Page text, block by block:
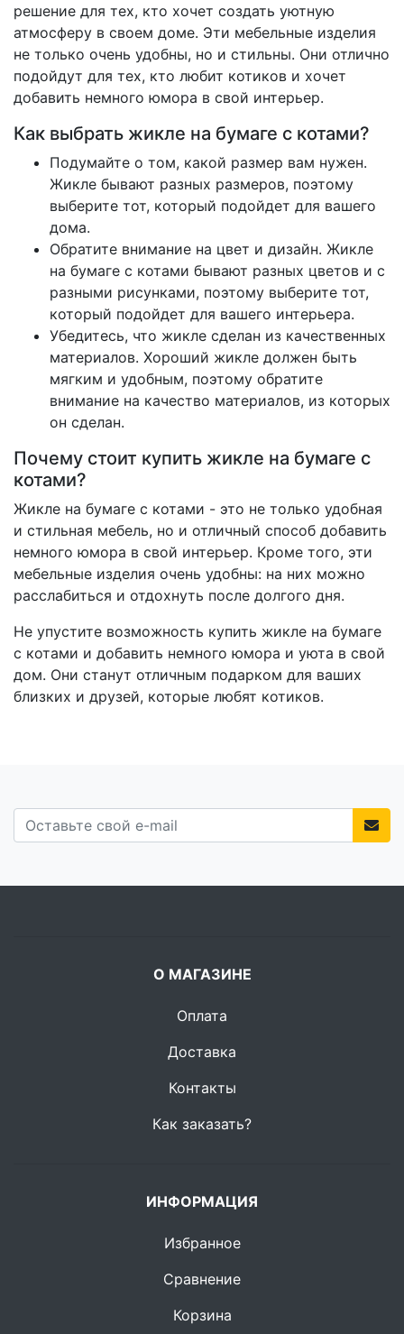
решение для тех, кто хочет создать уютную
атмосферу в своем доме. Эти мебельные изделия
не только очень удобны, но и стильны. Они отлично
подойдут для тех, кто любит котиков и хочет
добавить немного юмора в свой интерьер.
Как выбрать жикле на бумаге с котами?
Подумайте о том, какой размер вам нужен.
Жикле бывают разных размеров, поэтому
выберите тот, который подойдет для вашего
дома.
Обратите внимание на цвет и дизайн. Жикле
на бумаге с котами бывают разных цветов и с
разными рисунками, поэтому выберите тот,
который подойдет для вашего интерьера.
Убедитесь, что жикле сделан из качественных
материалов. Хороший жикле должен быть
мягким и удобным, поэтому обратите
внимание на качество материалов, из которых
он сделан.
Почему стоит купить жикле на бумаге с
котами?
Жикле на бумаге с котами - это не только удобная
и стильная мебель, но и отличный способ добавить
немного юмора в свой интерьер. Кроме того, эти
мебельные изделия очень удобны: на них можно
расслабиться и отдохнуть после долгого дня.
Не упустите возможность купить жикле на бумаге
с котами и добавить немного юмора и уюта в свой
дом. Они станут отличным подарком для ваших
близких и друзей, которые любят котиков.
О МАГАЗИНЕ
Оплата
Доставка
Контакты
Как заказать?
ИНФОРМАЦИЯ
Избранное
Сравнение
Корзина